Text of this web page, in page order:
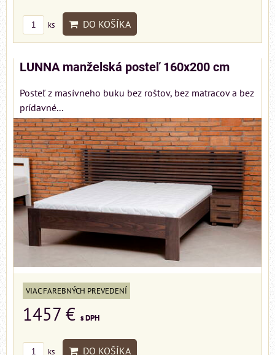
ks DO KOŠÍKA
LUNNA manželská posteľ 160x200 cm
Posteľ z masívneho buku bez roštov, bez matracov a bez
prídavné...
VIAC FAREBNÝCH PREVEDENÍ
1457 € s DPH
ks DO KOŠÍKA